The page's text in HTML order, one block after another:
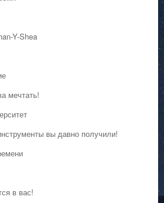
Y-Shea
мечтать!
вы давно получили!
в вас!